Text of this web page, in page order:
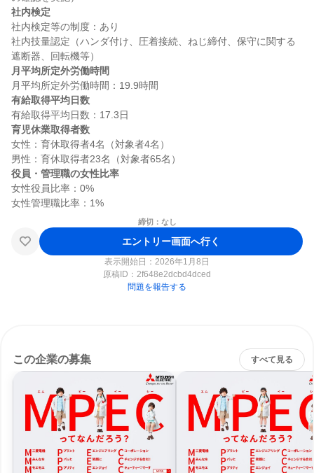
社内検定
社内検定等の制度：あり
社内技量認定（ハンダ付け、圧着接続、ねじ締付、保守に関する
月平均所定外労働時間
有給取得平均日数
育児休業取得者数
女性：育休取得者4名（対象者4名）
役員・管理職の女性比率
女性役員比率：0%
締切：なし
エントリー画面へ行く
表示開始日：2026年1月8日
原稿ID： 2f648e2dcbd4dced
問題を報告する
この企業の募集 すべて見る